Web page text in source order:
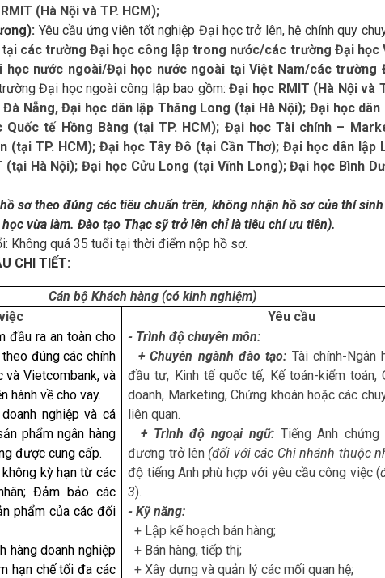
(Hà Nội và TP. HCM);
: Yêu cầu ứng viên tốt nghiệp Đại học trở lên, hệ chính quy
tại các trường Đại học công lập trong nước/các trường Đại học
nước ngoài/Đại học nước ngoài tại Việt Nam/các trường
Đại học ngoài công lập bao gồm:Đại học RMIT (Hà Nội và
Đà Nẵng, Đại học dân lập Thăng Long (tại Hà Nội); Đại học dân
Quốc tế Hồng Bàng (tại TP. HCM); Đại học Tài chính –
(tại TP. HCM); Đại học Tây Đô (tại Cần Thơ); Đại học dân lập
(tại Hà Nội); Đại học Cửu Long (tại Vĩnh Long); Đại học Bình
sơ theo đúng các tiêu chuẩn trên, không nhận hồ sơ của thí
vừa làm. Đào tạo Thạc sỹ trở lên chỉ là tiêu chí ưu tiên).
Không quá 35 tuổi tại thời điểm nộp hồ sơ.
CHI TIẾT:
Cán bộ Khách hàng (có kinh nghiệm)
Yêu cầu
đầu ra an toàn cho
đúng các chính
và Vietcombank, và
hành về cho vay.
nghiệp và cá
phẩm ngân hàng
được cung cấp.
kỳ hạn từ các
Đảm bảo các
phẩm của các đối
hàng doanh nghiệp
hạn chế tối đa các
- Trình độ chuyên môn:
+ Chuyên ngành đào tạo: Tài chính-Ngân
đầu tư, Kinh tế quốc tế, Kế toán-kiểm toán,
doanh, Marketing, Chứng khoán hoặc các
liên quan.
+ Trình độ ngoại ngữ: Tiếng Anh
đương trở lên (đối với các Chi nhánh thuộc
độ tiếng Anh phù hợp với yêu cầu công việc (
3).
- Kỹ năng:
+ Lập kế hoạch bán hàng;
+ Bán hàng, tiếp thị;
+ Xây dựng và quản lý các mối quan hệ;